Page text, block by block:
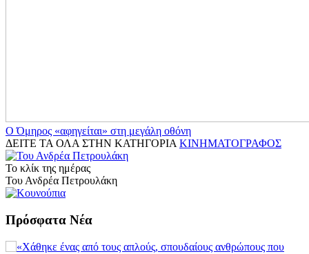
Ο Όμηρος «αφηγείται» στη μεγάλη οθόνη
ΔΕΙΤΕ ΤΑ ΟΛΑ ΣΤΗΝ ΚΑΤΗΓΟΡΙΑ ΚΙΝΗΜΑΤΟΓΡΑΦΟΣ
Το κλίκ της ημέρας
Του Ανδρέα Πετρουλάκη
Πρόσφατα Νέα